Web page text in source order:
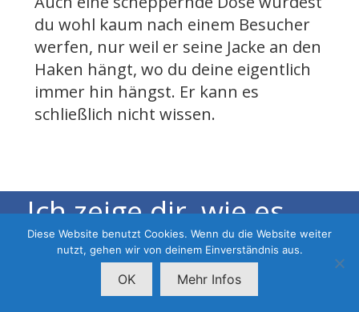
du wohl kaum nach einem Besucher
werfen, nur weil er seine Jacke an den
Haken hängt, wo du deine eigentlich
immer hin hängst. Er kann es
schließlich nicht wissen.
Ich zeige dir, wie es
besser geht!
Diese Website benutzt Cookies. Wenn du die Website weiter
nutzt, gehen wir von deinem Einverständnis aus.
OK Mehr Infos